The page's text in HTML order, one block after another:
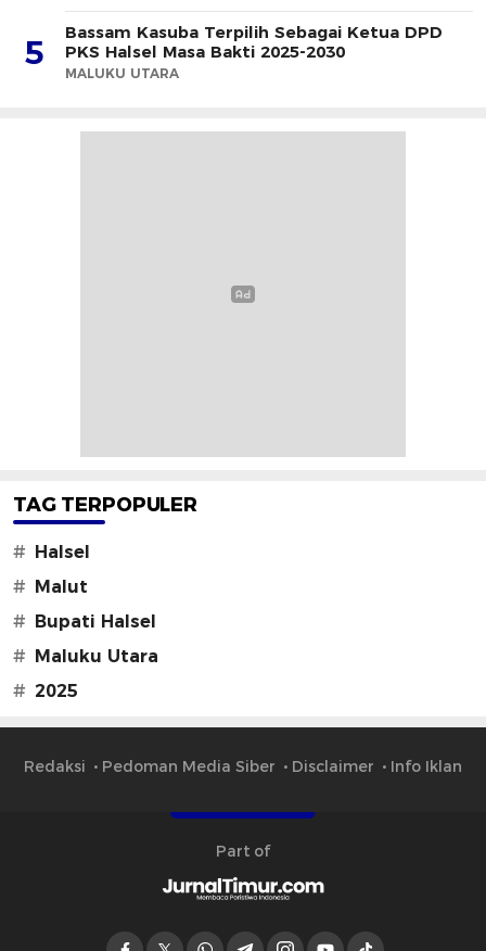
5
Bassam Kasuba Terpilih Sebagai Ketua DPD
PKS Halsel Masa Bakti 2025-2030
MALUKU UTARA
TAG TERPOPULER
#
Halsel
#
Malut
#
Bupati Halsel
#
Maluku Utara
# 2025
Redaksi Pedoman Media Siber Disclaimer Info Iklan
Part of